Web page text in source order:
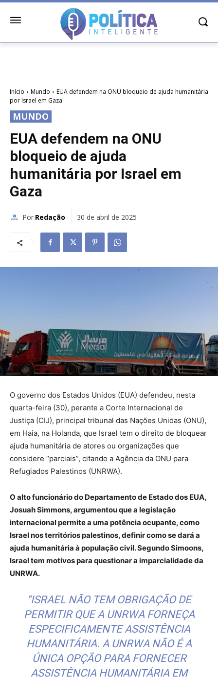
Início Mundo
EUA defendem na ONU bloqueio de ajuda humanitária
por Israel em Gaza
MUNDO
EUA defendem na ONU
bloqueio de ajuda
humanitária por Israel em
Gaza
Por Redação 30 de abril de 2025
O governo dos Estados Unidos (EUA) defendeu, nesta
quarta-feira (30), perante a Corte Internacional de
Justiça (CIJ), principal tribunal das Nações Unidas (ONU),
em Haia, na Holanda, que Israel tem o direito de bloquear
ajuda humanitária de atores ou organizações que
considere “parciais”, citando a Agência da ONU para
Refugiados Palestinos (UNRWA).
O alto funcionário do Departamento de Estado dos EUA,
Josuah Simmons, argumentou que a legislação
internacional permite a uma potência ocupante, como
Israel nos territórios palestinos, definir como se dará a
ajuda humanitária à população civil. Segundo Simoons,
Israel tem motivos para questionar a imparcialidade da
UNRWA.
“ISRAEL NÃO TEM OBRIGAÇÃO DE
PERMITIR QUE A UNRWA FORNEÇA
ESPECIFICAMENTE ASSISTÊNCIA
HUMANITÁRIA. A UNRWA NÃO É A
ÚNICA OPÇÃO PARA FORNECER
ASSISTÊNCIA HUMANITÁRIA EM